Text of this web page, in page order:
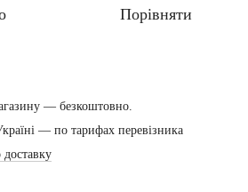
Порівняти
— безкоштовно.
— по тарифах перевізника